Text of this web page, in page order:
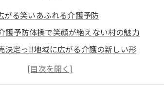
がる笑いあふれる介護予防
護予防体操で笑顔が絶えない村の魅力
決定っ‼️地域に広がる介護の新しい形
なひさお氏が届ける笑いと健康の輪
介護予防体操が生む前向きな空気感